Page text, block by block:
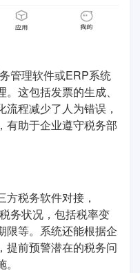
管理软件或ERP系统
这包括发票的生成、
程减少了人为错误，
有助于企业遵守税务部
税务软件对接，
务状况，包括税率变
限等。系统还能根据企
提前预警潜在的税务问